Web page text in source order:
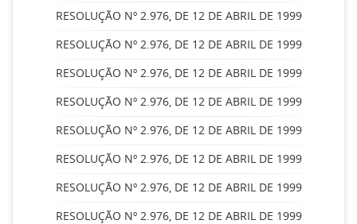
RESOLUÇÃO Nº 2.976, DE 12 DE ABRIL DE 1999
RESOLUÇÃO Nº 2.976, DE 12 DE ABRIL DE 1999
RESOLUÇÃO Nº 2.976, DE 12 DE ABRIL DE 1999
RESOLUÇÃO Nº 2.976, DE 12 DE ABRIL DE 1999
RESOLUÇÃO Nº 2.976, DE 12 DE ABRIL DE 1999
RESOLUÇÃO Nº 2.976, DE 12 DE ABRIL DE 1999
RESOLUÇÃO Nº 2.976, DE 12 DE ABRIL DE 1999
RESOLUÇÃO Nº 2.976, DE 12 DE ABRIL DE 1999